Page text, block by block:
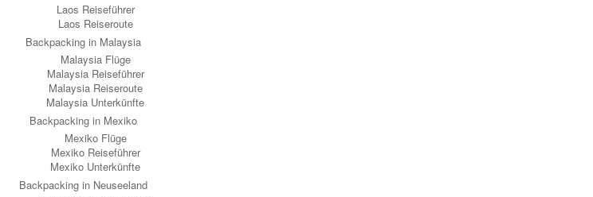
Laos Reiseführer
Laos Reiseroute
Backpacking in Malaysia
Malaysia Flüge
Malaysia Reiseführer
Malaysia Reiseroute
Malaysia Unterkünfte
Backpacking in Mexiko
Mexiko Flüge
Mexiko Reiseführer
Mexiko Unterkünfte
Backpacking in Neuseeland